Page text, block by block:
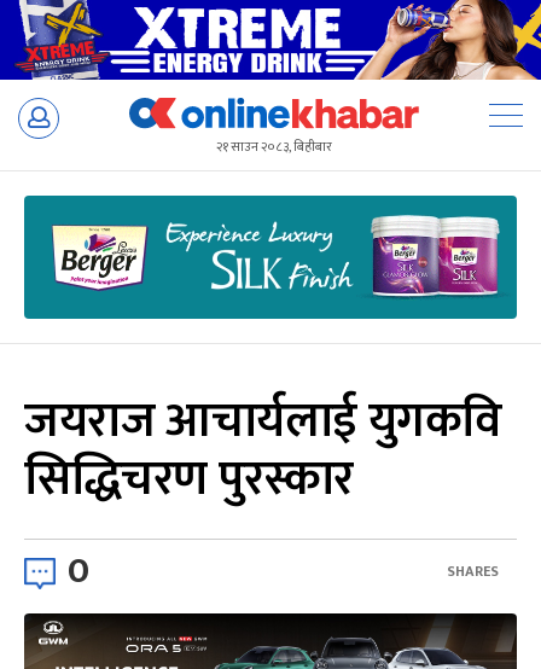
Skip
२१ साउन २०८३, बिहीबार
जयराज आचार्यलाई युगकवि
सिद्धिचरण पुरस्कार
0 SHARES